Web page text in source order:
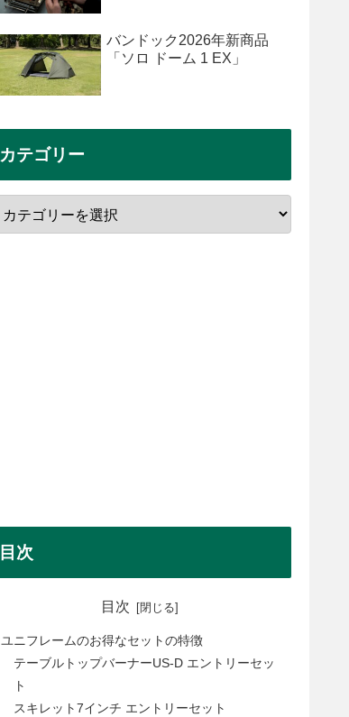
バンドック2026年新商品
「ソロ ドーム 1 EX」
カテゴリー
目次
目次
ユニフレームのお得なセットの特徴
テーブルトップバーナーUS-D エントリーセッ
ト
スキレット7インチ エントリーセット